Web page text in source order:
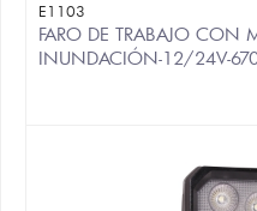
E1103
FARO DE TRABAJO CON
INUNDACIÓN-12/24V-